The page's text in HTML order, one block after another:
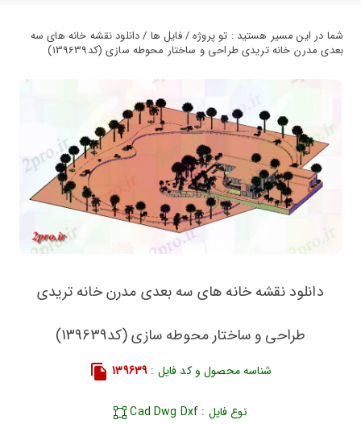
شما در این مسیر هستید : تو پروژه / فایل ها / دانلود نقشه خانه های سه
بعدی مدرن خانه تریدی طراحی و ساختار محوطه سازی (کد139639)
دانلود نقشه خانه های سه بعدی مدرن خانه تریدی
طراحی و ساختار محوطه سازی (کد139639)
شناسه محصول و کد فایل : 139639
نوع فایل : Cad Dwg Dxf